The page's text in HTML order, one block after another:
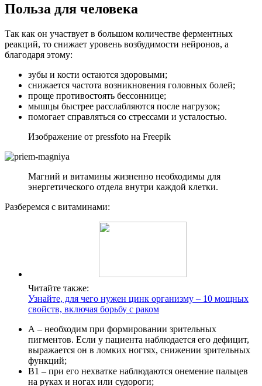
Польза для человека
Так как он участвует в большом количестве ферментных
реакций, то снижает уровень возбудимости нейронов, а
благодаря этому:
зубы и кости остаются здоровыми;
снижается частота возникновения головных болей;
проще противостоять бессоннице;
мышцы быстрее расслабляются после нагрузок;
помогает справляться со стрессами и усталостью.
Изображение от pressfoto на Freepik
Магний и витамины жизненно необходимы для
энергетического отдела внутри каждой клетки.
Разберемся с витаминами:
Читайте также:
Узнайте, для чего нужен цинк организму – 10 мощных
свойств, включая борьбу с раком
А – необходим при формировании зрительных
пигментов. Если у пациента наблюдается его дефицит,
выражается он в ломких ногтях, снижении зрительных
функций;
В1 – при его нехватке наблюдаются онемение пальцев
на руках и ногах или судороги;